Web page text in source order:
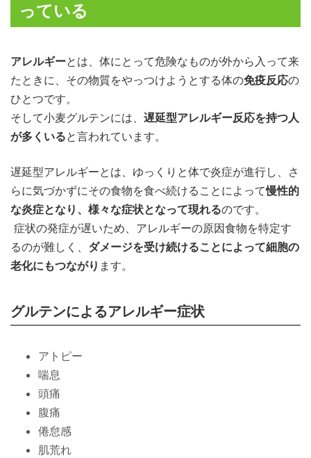
っている
アレルギーとは、体にとって危険なものが外から入って来
たときに、その物質をやっつけようとする体の免疫反応の
ひとつです。
そして小麦グルテンには、 遅延型アレルギー反応を持つ人
が多くいると言われています。
遅延型アレルギーとは、ゆっくりと体で炎症が進行し、さ
らに気づかずにその食物を食べ続けることによって慢性的
な炎症となり、様々な症状となって現れるのです。
症状の発症が遅いため、アレルギーの原因食物を特定す
るのが難しく、 ダメージを受け続けることによって細胞の
老化にもつながり ます。
グルテンによるアレルギー症状
アトピー
喘息
頭痛
腹痛
倦怠感
肌荒れ